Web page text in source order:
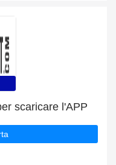
scaricare l'APP